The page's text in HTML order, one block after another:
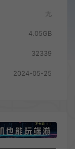
无
4.05GB
32339
2024-05-25